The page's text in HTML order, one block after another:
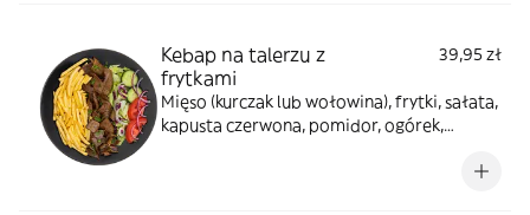
Kebap na talerzu z
frytkami
39,95 zł
Mięso (kurczak lub wołowina), frytki, sałata,
kapusta czerwona, pomidor, ogórek,